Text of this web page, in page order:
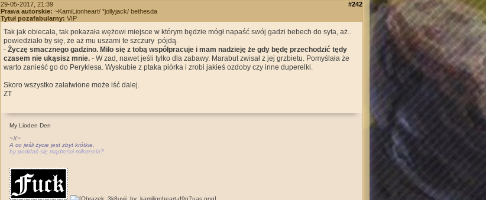
#242
29-05-2017, 21:39
Prawa autorskie: ~KamiLionheart/ *jollyjack/ bethesda
Tytuł pozafabularny: VIP
Tak jak obiecała, tak pokazała wężowi miejsce w którym będzie mógł napaść swój gadzi bebech do syta, aż..
powiedziało by się, że aż mu uszami te szczury pójdą.
- Życzę smacznego gadzino. Milo się z tobą współpracuje i mam nadzieję że gdy będę przechodzić tędy
czasem nie ukąsisz mnie. - W zad, nawet jeśli tylko dla zabawy. Marabut zwisał z jej grzbietu. Pomyślała że
warto zanieść go do Peryklesa. Wyskubie z ptaka piórka i zrobi jakieś ozdoby czy inne duperelki.
Skoro wszystko załatwione może iść dalej.
ZT
My Lioden Den
~X~
A co jeśli życie jest zbyt krótkie,
by poddać się mądrości milczenia?